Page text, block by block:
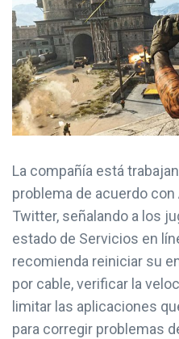
La compañía está
problema de acuerdo
Twitter, señalando a los
estado de Servicios en
recomienda reiniciar su
por cable, verificar la
limitar las aplicaciones
para corregir problemas